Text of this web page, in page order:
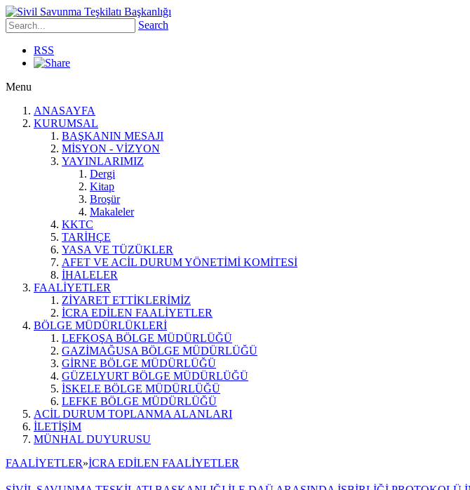
Search
RSS
Menu
ANASAYFA
KURUMSAL
BAŞKANIN MESAJI
MİSYON - VİZYON
YAYINLARIMIZ
Dergi
Kitap
Broşür
Makaleler
KKTC
TARİHÇE
YASA VE TÜZÜKLER
AFET VE ACİL DURUM YÖNETİMİ KOMİTESİ
İHALELER
FAALİYETLER
ZİYARET ETTİKLERİMİZ
İCRA EDİLEN FAALİYETLER
BÖLGE MÜDÜRLÜKLERİ
LEFKOŞA BÖLGE MÜDÜRLÜĞÜ
GAZİMAĞUSA BÖLGE MÜDÜRLÜĞÜ
GİRNE BÖLGE MÜDÜRLÜĞÜ
GÜZELYURT BÖLGE MÜDÜRLÜĞÜ
İSKELE BÖLGE MÜDÜRLÜĞÜ
LEFKE BÖLGE MÜDÜRLÜĞÜ
ACİL DURUM TOPLANMA ALANLARI
İLETİŞİM
MÜNHAL DUYURUSU
FAALİYETLER»İCRA EDİLEN FAALİYETLER